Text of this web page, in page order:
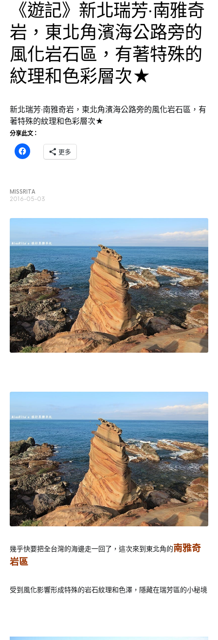
《遊記》新北瑞芳‧南雅奇
岩，東北角濱海公路旁的
風化岩石區，有著特殊的
紋理和色彩層次★
新北瑞芳‧南雅奇岩，東北角濱海公路旁的風化岩石區，有
著特殊的紋理和色彩層次★
分享此文：
更多
MISSRITA
2016-05-03
幾乎快要把全台灣的海邊走一回了，這次來到東北角的南雅奇
岩區
受到風化影響形成特殊的岩石紋理和色澤，隱藏在瑞芳區的小秘境